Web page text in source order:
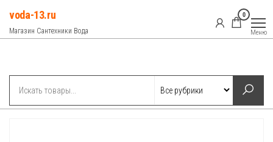
Перейти
содержимому
voda-13.ru
Магазин Сантехники Вода
0
Меню